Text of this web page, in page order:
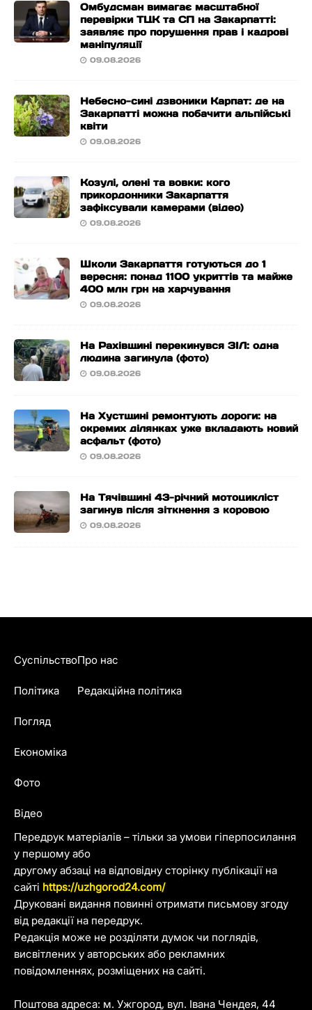
Омбудсман вимагає масштабної
перевірки ТЦК та СП на Закарпатті:
заявляє про порушення прав і кадрові
маніпуляції
09.08.2026
Небесно-сині дзвоники Карпат: де на
Закарпатті можна побачити альпійські
квіти
09.08.2026
Козулі, олені та вовки: кого
прикордонники Закарпаття
зафіксували камерами (відео)
09.08.2026
Школи Закарпаття готуються до 1
вересня: понад 1100 укриттів та майже
400 млн грн на харчування
09.08.2026
На Рахівщині перекинувся ЗІЛ: одна
людина загинула (фото)
09.08.2026
На Хустщині ремонтують дороги: на
окремих ділянках уже вкладають новий
асфальт (фото)
09.08.2026
На Тячівщині 43-річний мотоцикліст
загинув після зіткнення з коровою
09.08.2026
Передрук матеріалів – тільки за умови гіперпосилання
у першому або
другому абзаці на відповідну сторінку публікації на
сайті https://uzhgorod24.com/
Друковані видання повинні отримати письмову згоду
від редакції на передрук.
Редакція може не розділяти думок чи поглядів,
висвітлених у авторських або рекламних
повідомленнях, розміщених на сайті.
Поштова адреса: м. Ужгород, вул. Івана Чендея, 44
Суспільство
Політика
Погляд
Економіка
Фото
Відео
Про нас
Редакційна політика